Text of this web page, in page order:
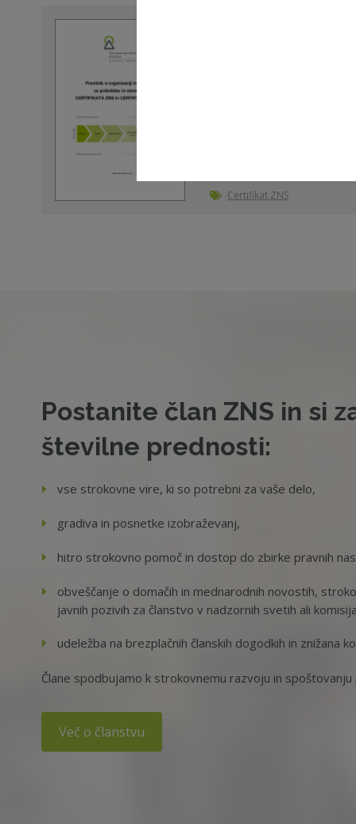
Pravilnik o
pridobitev in
Certifikat ZNS
Postanite član ZNS in si
številne prednosti:
vse strokovne vire, ki so potrebni za vaše delo,
gradiva in posnetke izobraževanj,
hitro strokovno pomoč in dostop do zbirke pravnih
obveščanje o domačih in mednarodnih novostih,
javnih pozivih za članstvo v nadzornih svetih ali
udeležba na brezplačnih članskih dogodkih in znižana
Člane spodbujamo k strokovnemu razvoju in
Več o članstvu